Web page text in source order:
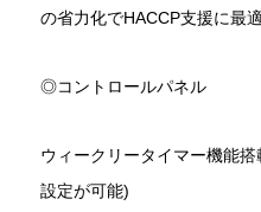
の省力化でHACCP支援に最適
◎コントロールパネル
ウィークリータイマー機能
設定が可能)